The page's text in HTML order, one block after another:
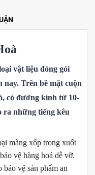
vật liệu đóng gói
Trên bề mặt cuộn
có đường kính từ 10-
ra những tiếng kêu
màng xốp trong xuốt
vệ hàng hoá dễ vỡ.
vệ sản phẩm an